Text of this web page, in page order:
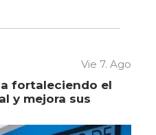
Vie 7. Ago
fortaleciendo el
y mejora sus